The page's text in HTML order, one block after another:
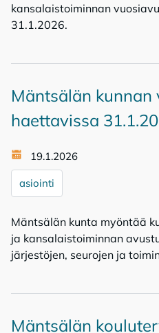
kansalaistoiminnan
31.1.2026.
Mäntsälän
haettavissa
19.1.2026
asiointi
Mäntsälän kunta myöntää
ja kansalaistoiminnan
järjestöjen, seurojen ja
Mäntsälän